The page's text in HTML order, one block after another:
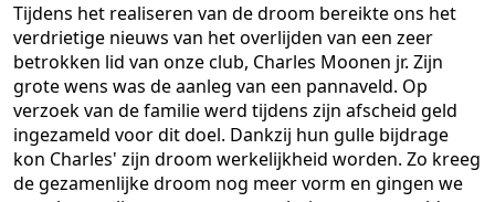
Tijdens het realiseren van de droom bereikte ons het
verdrietige nieuws van het overlijden van een zeer
betrokken lid van onze club, Charles Moonen jr. Zijn
grote wens was de aanleg van een pannaveld. Op
verzoek van de familie werd tijdens zijn afscheid geld
ingezameld voor dit doel. Dankzij hun gulle bijdrage
kon Charles' zijn droom werkelijkheid worden. Zo kreeg
de gezamenlijke droom nog meer vorm en gingen we